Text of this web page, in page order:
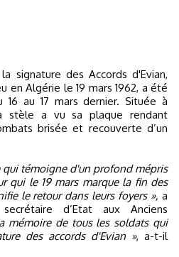
en Algérie le 19 mars 1962, a été
au 17 mars dernier. Située à
stèle a vu sa plaque rendant
brisée et recouverte d’un
qui témoigne d'un profond mépris
qui le 19 mars marque la fin des
le retour dans leurs foyers », a
d’Etat aux Anciens
mémoire de tous les soldats qui
des accords d'Evian », a-t-il